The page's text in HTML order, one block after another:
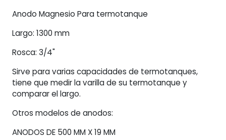
cantidad
Anodo Magnesio Para termotanque
Largo: 1300 mm
Rosca: 3/4"
Sirve para varias capacidades de termotanques,
tiene que medir la varilla de su termotanque y
comparar el largo.
Otros modelos de anodos:
ANODOS DE 500 MM X 19 MM